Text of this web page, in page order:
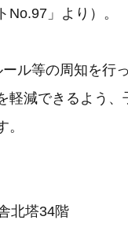
」より）。
ル等の周知を行
軽減できるよう、
北塔34階